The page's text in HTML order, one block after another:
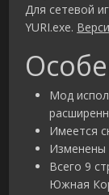
Для сетевой
YURI.exe.
Мод
Имеется
Изменены
Всего 9
Южная